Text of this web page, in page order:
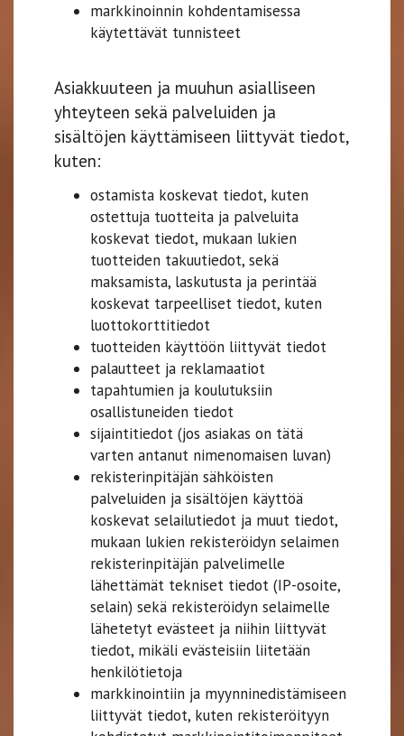
markkinoinnin kohdentamisessa
käytettävät tunnisteet
Asiakkuuteen ja muuhun asialliseen
yhteyteen sekä palveluiden ja
sisältöjen käyttämiseen liittyvät tiedot,
kuten:
ostamista koskevat tiedot, kuten
ostettuja tuotteita ja palveluita
koskevat tiedot, mukaan lukien
tuotteiden takuutiedot, sekä
maksamista, laskutusta ja perintää
koskevat tarpeelliset tiedot, kuten
luottokorttitiedot
tuotteiden käyttöön liittyvät tiedot
palautteet ja reklamaatiot
tapahtumien ja koulutuksiin
osallistuneiden tiedot
sijaintitiedot (jos asiakas on tätä
varten antanut nimenomaisen luvan)
rekisterinpitäjän sähköisten
palveluiden ja sisältöjen käyttöä
koskevat selailutiedot ja muut tiedot,
mukaan lukien rekisteröidyn selaimen
rekisterinpitäjän palvelimelle
lähettämät tekniset tiedot (IP-osoite,
selain) sekä rekisteröidyn selaimelle
lähetetyt evästeet ja niihin liittyvät
tiedot, mikäli evästeisiin liitetään
henkilötietoja
markkinointiin ja myynninedistämiseen
liittyvät tiedot, kuten rekisteröityyn